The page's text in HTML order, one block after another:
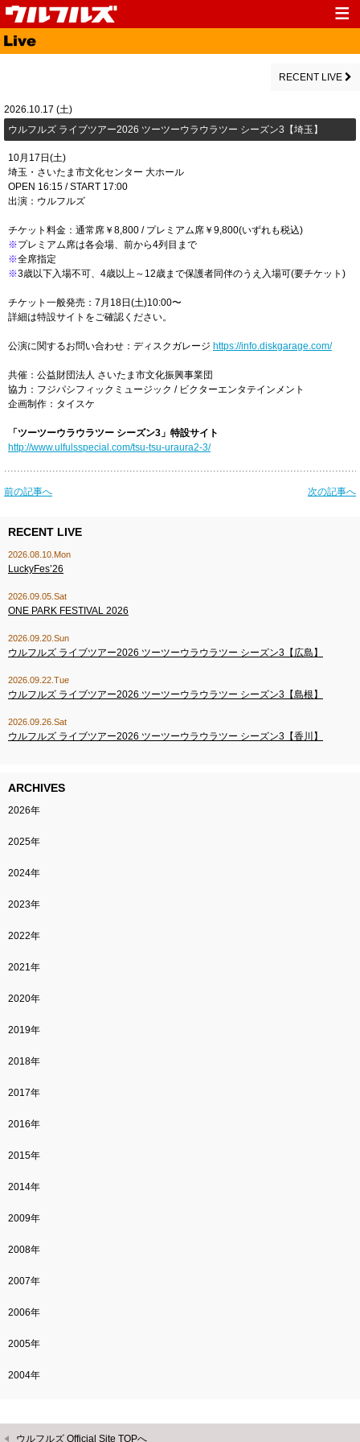
Top
Profile
Fanclub Goods
Contact
RECENT LIVE
2026.10.17 (土)
ウルフルズ ライブツアー2026 ツーツーウラウラツー シーズン3【埼玉】
10月17日(土)
埼玉・さいたま市文化センター 大ホール
OPEN 16:15 / START 17:00
出演：ウルフルズ
チケット料金：通常席￥8,800 / プレミアム席￥9,800(いずれも税込)
※プレミアム席は各会場、前から4列目まで
※全席指定
※3歳以下入場不可、4歳以上～12歳まで保護者同伴のうえ入場可(要チケット)
チケット一般発売：7月18日(土)10:00〜
詳細は特設サイトをご確認ください。
公演に関するお問い合わせ：ディスクガレージ https://info.diskgarage.com/
共催：公益財団法人 さいたま市文化振興事業団
協力：フジパシフィックミュージック / ビクターエンタテインメント
企画制作：タイスケ
「ツーツーウラウラツー シーズン3」特設サイト
http://www.ulfulsspecial.com/tsu-tsu-uraura2-3/
前の記事へ 次の記事へ
RECENT LIVE
2026.08.10.Mon
LuckyFes’26
2026.09.05.Sat
ONE PARK FESTIVAL 2026
2026.09.20.Sun
ウルフルズ ライブツアー2026 ツーツーウラウラツー シーズン3【広島】
2026.09.22.Tue
ウルフルズ ライブツアー2026 ツーツーウラウラツー シーズン3【島根】
2026.09.26.Sat
ウルフルズ ライブツアー2026 ツーツーウラウラツー シーズン3【香川】
ARCHIVES
2026年
2025年
2024年
2023年
2022年
2021年
2020年
2019年
2018年
2017年
2016年
2015年
2014年
2009年
2008年
2007年
2006年
2005年
2004年
ウルフルズ Official Site TOPへ